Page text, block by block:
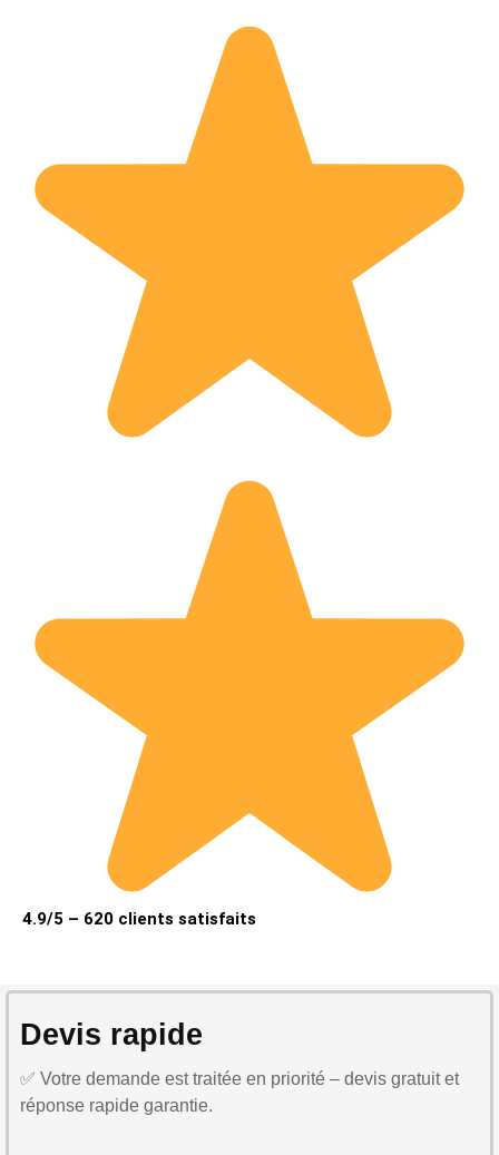
4.9/5 – 620 clients satisfaits
Devis rapide
✅ Votre demande est traitée en priorité – devis gratuit et
réponse rapide garantie.